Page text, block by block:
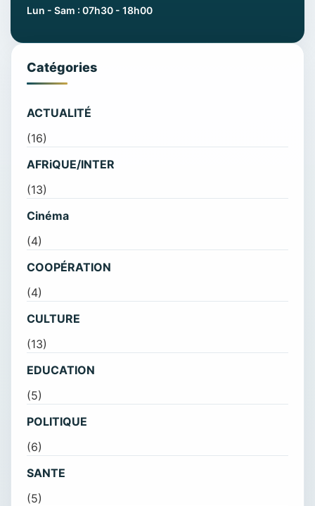
Lun - Sam : 07h30 - 18h00
Catégories
ACTUALITÉ
(16)
AFRiQUE/INTER
(13)
Cinéma
(4)
COOPÉRATION
(4)
CULTURE
(13)
EDUCATION
(5)
POLITIQUE
(6)
SANTE
(5)